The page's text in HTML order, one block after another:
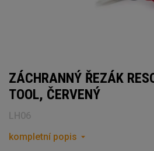
ZÁCHRANNÝ ŘEZÁK
TOOL, ČERVENÝ
LH06
kompletní popis